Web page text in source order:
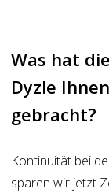
Was hat
Dyzle
gebracht?
Kontinuität bei
sparen wir jetzt